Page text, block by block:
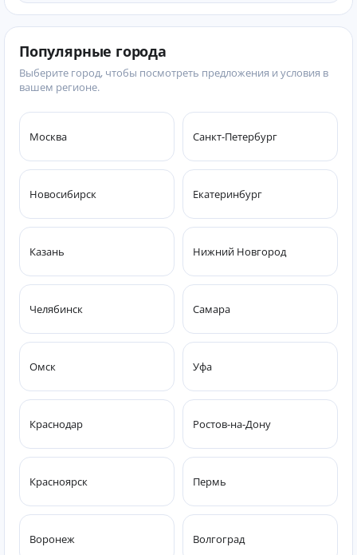
Популярные города
Выберите город, чтобы посмотреть предложения и условия в
вашем регионе.
Москва Санкт-Петербург
Новосибирск Екатеринбург
Казань Нижний Новгород
Челябинск Самара
Омск Уфа
Краснодар Ростов-на-Дону
Красноярск Пермь
Воронеж Волгоград